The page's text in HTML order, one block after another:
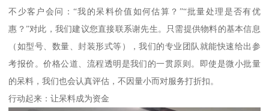
不少客户会问：“我的呆料价值如何估算？”“批量处理是否有优
惠？”对此，我们建议您直接联系谢先生。只需提供物料的基本信息
（如型号、数量、封装形式等），我们的专业团队就能快速给出参
考报价。价格公道、流程透明是我们的一贯原则。即使是微小批量
的呆料，我们也会认真评估，不因量小而对服务打折扣。
行动起来：让呆料成为资金